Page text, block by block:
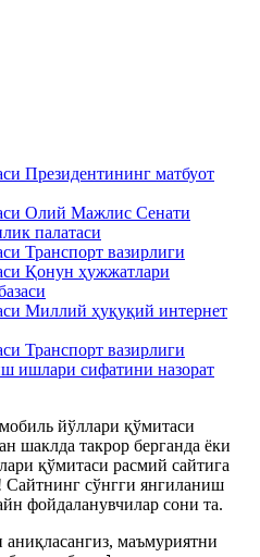
Президентининг матбуот
Олий Мажлис Сенати
палатаси
Транспорт вазирлиги
Қонун ҳужжатлари
Миллий ҳуқуқий интернет
Транспорт вазирлиги
ишлари сифатини назорат
йўллари қўмитаси
шаклда такрор берганда ёки
қўмитаси расмий сайтига
сўнгги янгиланиш
фойдаланувчилар сони та.
маъмуриятни